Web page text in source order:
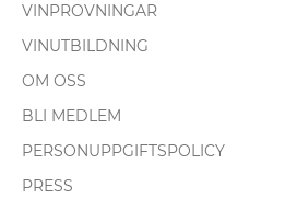
VINPROVNINGAR
VINUTBILDNING
OM OSS
BLI MEDLEM
PERSONUPPGIFTSPOLICY
PRESS